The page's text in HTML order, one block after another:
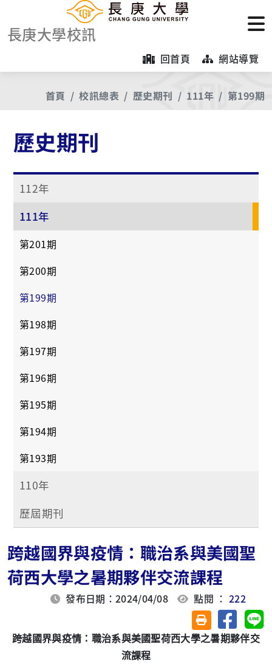
長庚大學校訊
回首頁 網站導覽
首頁 校訊總表 歷史期刊 111年 第199期
歷史期刊
112年
111年
第201期
第200期
第199期
第198期
第197期
第196期
第195期
第194期
第193期
110年
歷屆期刊
跨越國界與疫情：職治系與美國聖
荷西大學之暑期夥伴交流課程
發布日期：2024/04/08 點閱 ：222
友善列印(另開視
分享至
跨越國界與疫情：職治系與美國聖荷西大學之暑期夥伴交
流課程